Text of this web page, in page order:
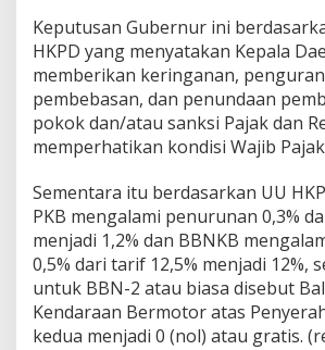
a
k
N
a
i
k
Keputusan Gubernur ini
HKPD yang menyatakan Kepala
memberikan keringanan,
pembebasan, dan penundaan
pokok dan/atau sanksi Pajak dan
memperhatikan kondisi Wajib
Sementara itu berdasarkan UU
PKB mengalami penurunan 0,3%
menjadi 1,2% dan BBNKB
0,5% dari tarif 12,5% menjadi 12%,
untuk BBN-2 atau biasa disebut
Kendaraan Bermotor atas
kedua menjadi 0 (nol) atau gratis.